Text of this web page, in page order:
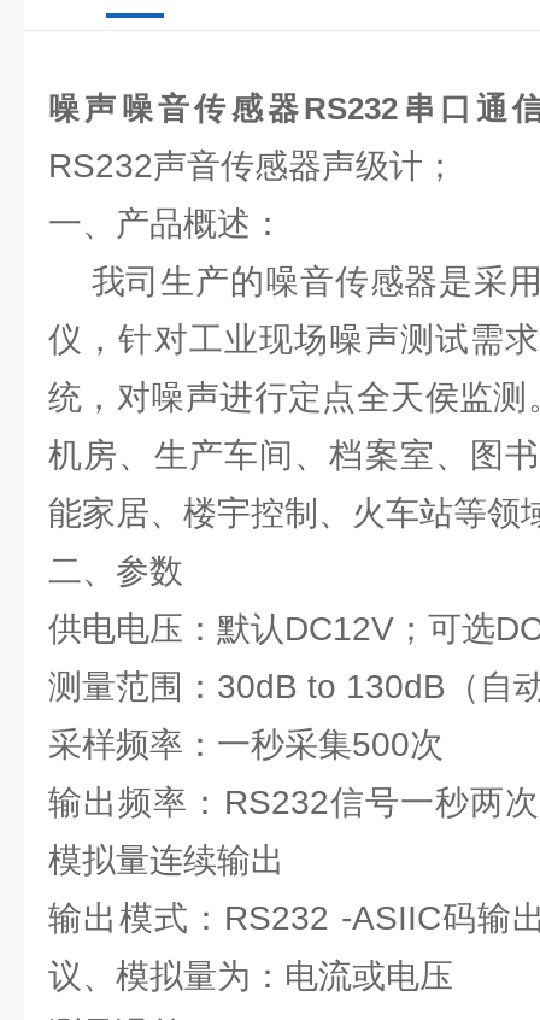
噪声噪音传感器RS232串口通
RS232声音传感器声级计；
一、产品概述：
我司生产的噪音传感器是采
仪，针对工业现场噪声测试需
统，对噪声进行定点全天侯监
机房、生产车间、档案室、图
能家居、楼宇控制、火车站等领
二、参数
供电电压：默认DC12V；可选
测量范围：30dB to 130dB（自
采样频率：一秒采集500次
输出频率：RS232信号一秒两
模拟量连续输出
输出模式：RS232 -ASIIC码输
议、模拟量为：电流或电压